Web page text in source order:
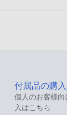
付属品の購入
個人のお客様
入はこちら